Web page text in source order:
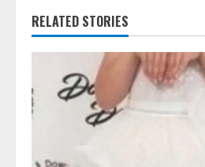
e
R
e
a
d
RELATED STORIES